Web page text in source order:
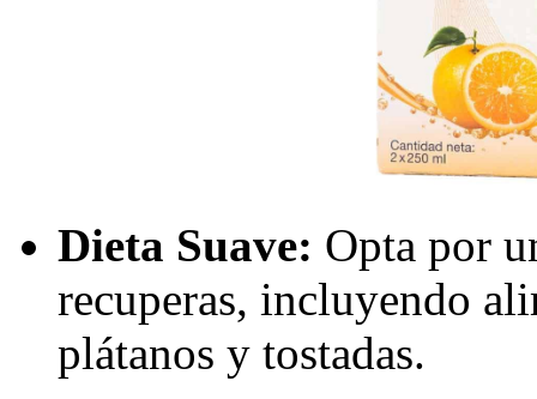
Dieta Suave: Opta por
recuperas, incluyendo
plátanos y tostadas.